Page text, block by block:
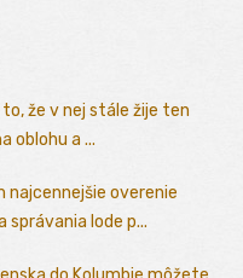
že v nej stále žije ten
oblohu a ...
najcennejšie overenie
lode p...